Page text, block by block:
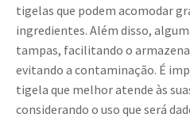
tigelas que podem acomodar
ingredientes. Além disso,
tampas, facilitando o
evitando a contaminação. É
tigela que melhor atende às
considerando o uso que será